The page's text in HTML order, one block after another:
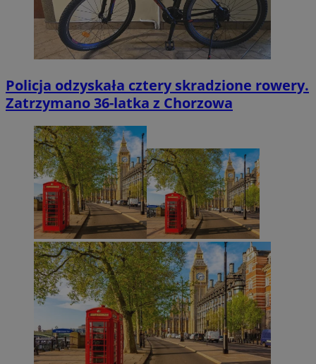
Policja odzyskała cztery skradzione rowery.
Zatrzymano 36-latka z Chorzowa